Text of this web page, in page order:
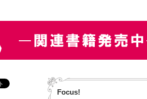
Focus!